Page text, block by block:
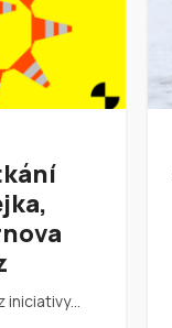
iniciativy…